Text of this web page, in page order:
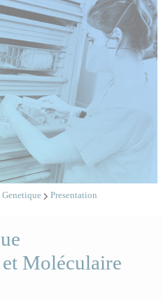
Presentation
Moléculaire